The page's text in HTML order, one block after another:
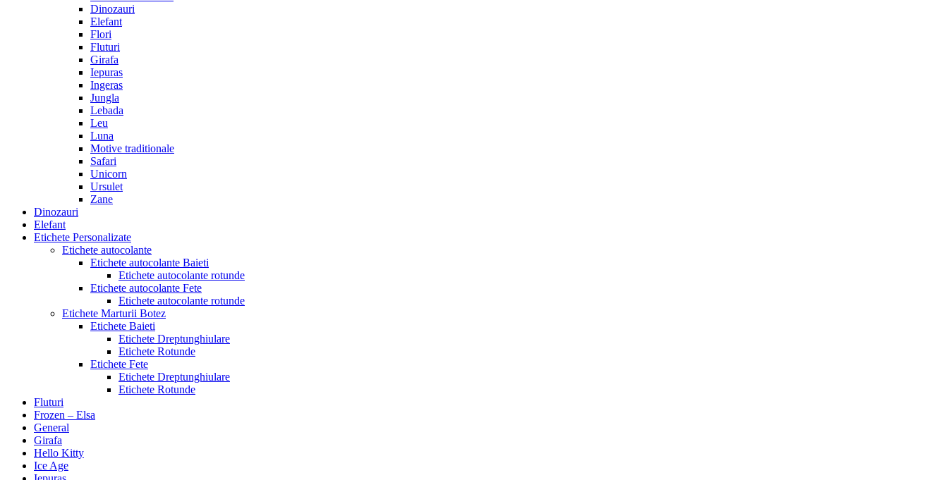
Dinozauri
Elefant
Flori
Fluturi
Girafa
Iepuras
Ingeras
Jungla
Lebada
Leu
Luna
Motive traditionale
Safari
Unicorn
Ursulet
Zane
Dinozauri
Elefant
Etichete Personalizate
Etichete autocolante
Etichete autocolante Baieti
Etichete autocolante rotunde
Etichete autocolante Fete
Etichete autocolante rotunde
Etichete Marturii Botez
Etichete Baieti
Etichete Dreptunghiulare
Etichete Rotunde
Etichete Fete
Etichete Dreptunghiulare
Etichete Rotunde
Fluturi
Frozen – Elsa
General
Girafa
Hello Kitty
Ice Age